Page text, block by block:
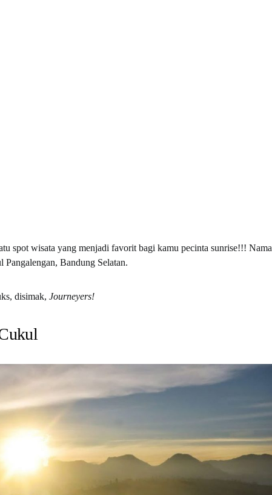
spot wisata yang menjadi favorit bagi kamu pecinta sunrise!!! Nama
Bandung Selatan.
disimak, Journeyers!